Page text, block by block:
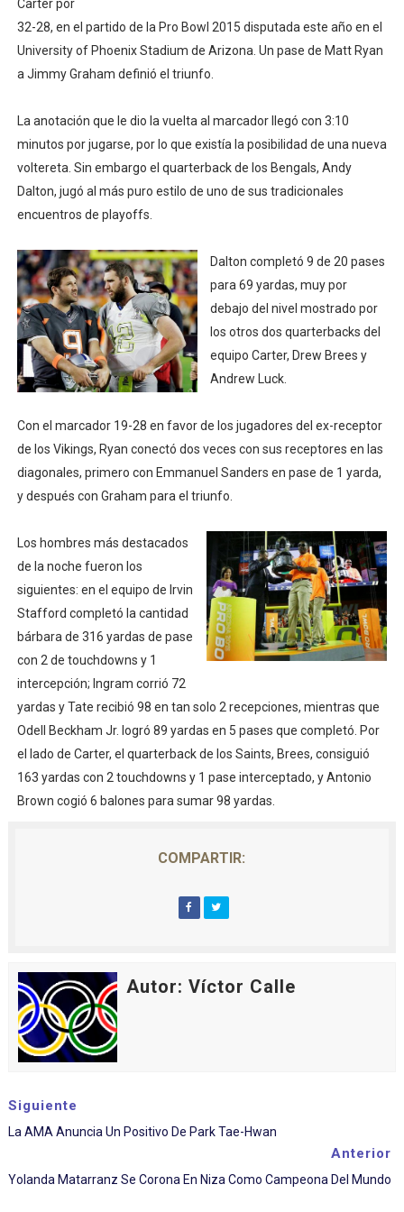
Campeonato de Europa de natación artística 2026
AEW - Adam Page con Brodido desbancan una
Mundial de MotoGP 2026 - GP Gran Bretaña
Canadian Elite Basketball League 2026 - Playoffs
Carter por
32-28, en el partido de la Pro Bowl 2015 disputada este año en el
University of Phoenix Stadium de Arizona. Un pase de Matt Ryan
a Jimmy Graham definió el triunfo.
La anotación que le dio la vuelta al marcador llegó con 3:10
minutos por jugarse, por lo que existía la posibilidad de una nueva
voltereta. Sin embargo el quarterback de los Bengals, Andy
Dalton, jugó al más puro estilo de uno de sus tradicionales
encuentros de playoffs.
Dalton completó 9 de 20 pases
para 69 yardas, muy por
debajo del nivel mostrado por
los otros dos quarterbacks del
equipo Carter, Drew Brees y
Andrew Luck.
Con el marcador 19-28 en favor de los jugadores del ex-receptor
de los Vikings, Ryan conectó dos veces con sus receptores en las
diagonales, primero con Emmanuel Sanders en pase de 1 yarda,
y después con Graham para el triunfo.
Los hombres más destacados
de la noche fueron los
siguientes: en el equipo de Irvin
Stafford completó la cantidad
bárbara de 316 yardas de pase
con 2 de touchdowns y 1
intercepción; Ingram corrió 72
yardas y Tate recibió 98 en tan solo 2 recepciones, mientras que
Odell Beckham Jr. logró 89 yardas en 5 pases que completó. Por
el lado de Carter, el quarterback de los Saints, Brees, consiguió
163 yardas con 2 touchdowns y 1 pase interceptado, y Antonio
Brown cogió 6 balones para sumar 98 yardas.
COMPARTIR:
Autor: Víctor Calle
Siguiente
La AMA Anuncia Un Positivo De Park Tae-Hwan
Anterior
Yolanda Matarranz Se Corona En Niza Como Campeona Del Mundo